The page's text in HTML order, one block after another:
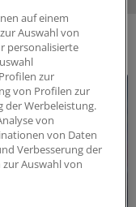
auf einem
Auswahl von
personalisierte
zur
von Profilen zur
der Werbeleistung.
von
von Daten
Verbesserung der
Auswahl von